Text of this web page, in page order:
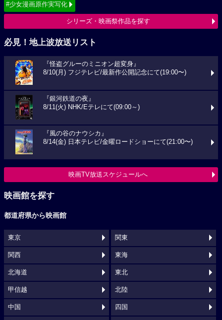
#少女漫画原作実写化
シリーズ・映画祭作品を探す
必見！地上波放送リスト
『怪盗グルーのミニオン超変身』
8/10(月) フジテレビ/最新作公開記念にて(19:00〜)
『銀河鉄道の夜』
8/11(火) NHK/Eテレにて(09:00～)
『風の谷のナウシカ』
8/14(金) 日本テレビ/金曜ロードショーにて(21:00〜)
映画TV放送スケジュールへ
映画館を探す
都道府県から映画館
東京 関東
関西 東海
北海道 東北
甲信越 北陸
中国 四国